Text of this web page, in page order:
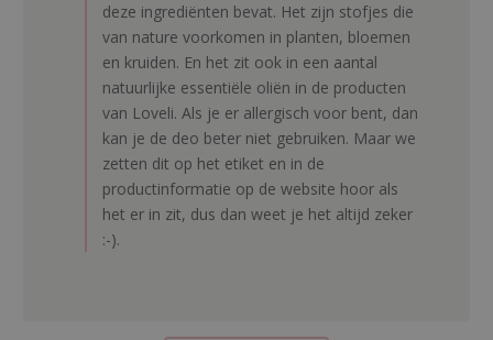
deze ingrediënten bevat. Het zijn stofjes die
van nature voorkomen in planten, bloemen
en kruiden. En het zit ook in een aantal
natuurlijke essentiële oliën in de producten
van Loveli. Als je er allergisch voor bent, dan
kan je de deo beter niet gebruiken. Maar we
zetten dit op het etiket en in de
productinformatie op de website hoor als
het er in zit, dus dan weet je het altijd zeker
:-).